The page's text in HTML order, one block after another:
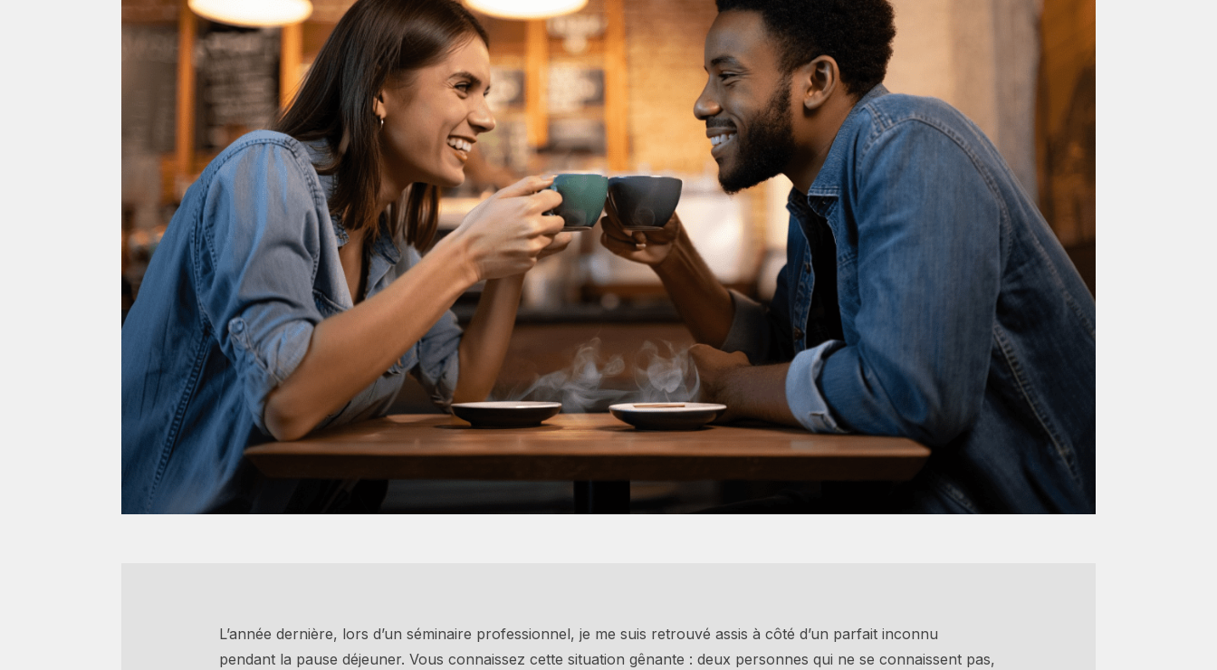
L’année dernière, lors d’un séminaire professionnel, je me suis retrouvé assis à côté d’un parfait inconnu
pendant la pause déjeuner. Vous connaissez cette situation gênante : deux personnes qui ne se connaissent pas,